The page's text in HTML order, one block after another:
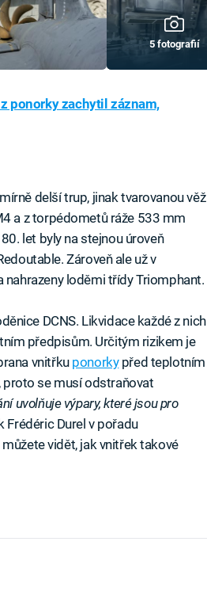
5 fotografií
ponorky zachytil záznam,
delší trup, jinak tvarovanou věž
a z torpédometů ráže 533 mm
let byly na stejnou úroveň
Zároveň ale už v
nahrazeny loděmi třídy Triomphant.
DCNS. Likvidace každé z nich
předpisům. Určitým rizikem je
vnitřkuponorkypřed teplotním
proto se musí odstraňovat
uvolňuje výpary, které jsou pro
Durel v pořadu
vidět, jak vnitřek takové